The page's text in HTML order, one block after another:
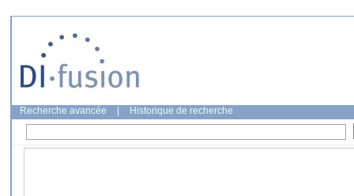
Recherche avancée Historique de recherche